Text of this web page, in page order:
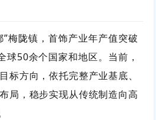
”梅陇镇，首饰产业年产值突破
球50余个国家和地区。当前，
标方向，依托完整产业基底、
局，稳步实现从传统制造向高